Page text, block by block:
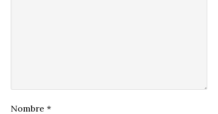
Nombre*